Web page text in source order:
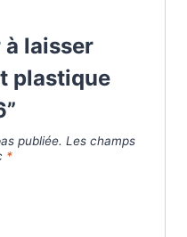
à laisser
plastique
publiée. Les champs
*